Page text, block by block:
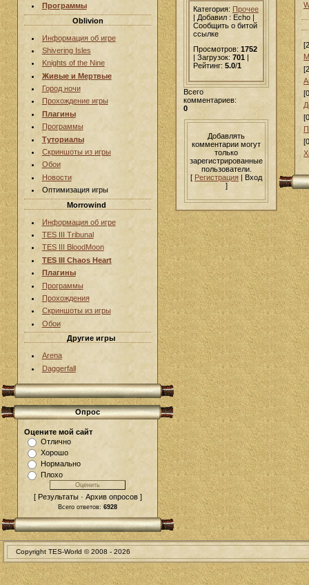
Программы
Oblivion
Информация об игре
Shivering Isles
Knights of the Nine
Живые и Мертвые
Город ночи
Прохождение игры
Плагины
Программы
Туториалы
Скриншоты из игры
Обои
Новости
Оптимизация игры
Morrowind
Информация об игре
TES III Tribunal
TES III BloodMoon
TES III Chaos Heart
Плагины
Программы
Прохождения
Скриншоты из игры
Обои
Другие игры
Arena
Daggerfall
Опрос
Оцените мой сайт
Отлично
Хорошо
Нормально
Плохо
[ Результаты · Архив опросов ]
Всего ответов: 6928
Категория: Прочее
| Добавил : Echo |
Сообщить о битой
ссылке
Просмотров: 1752
| Загрузок: 701
Рейтинг: 5.0/1
Всего
комментариев:
0
Добавлять
комментарии могут
только
зарегистрированные
пользователи.
[ Регистрация | Вход
]
Copyright TES-World © 2008 - 2026